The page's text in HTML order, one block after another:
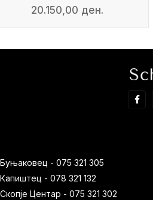
20.150,00 ден.
- 075 321 305
- 078 321 132
Центар - 075 321 302